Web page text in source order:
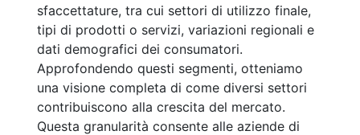
sfaccettature, tra cui settori di utilizzo finale,
tipi di prodotti o servizi, variazioni regionali e
dati demografici dei consumatori.
Approfondendo questi segmenti, otteniamo
una visione completa di come diversi settori
contribuiscono alla crescita del mercato.
Questa granularità consente alle aziende di